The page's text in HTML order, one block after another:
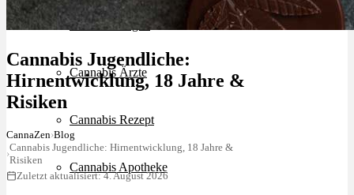
Schlafstörungen
Cannabis Ärzte
Cannabis Rezept
Cannabis Apotheke
Cannabis Jugendliche:
Hirnentwicklung, 18 Jahre &
Risiken
CannaZen›Blog
›
Cannabis Jugendliche: Hirnentwicklung, 18 Jahre &
Risiken
Zuletzt aktualisiert: 4. August 2026